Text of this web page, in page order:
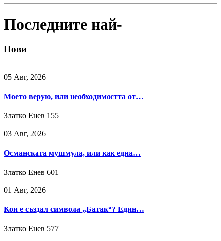
Последните най-
Нови
05 Авг, 2026
Моето верую, или необходимостта от…
Златко Енев 155
03 Авг, 2026
Османската мушмула, или как една…
Златко Енев 601
01 Авг, 2026
Кой е създал символа „Батак“? Един…
Златко Енев 577